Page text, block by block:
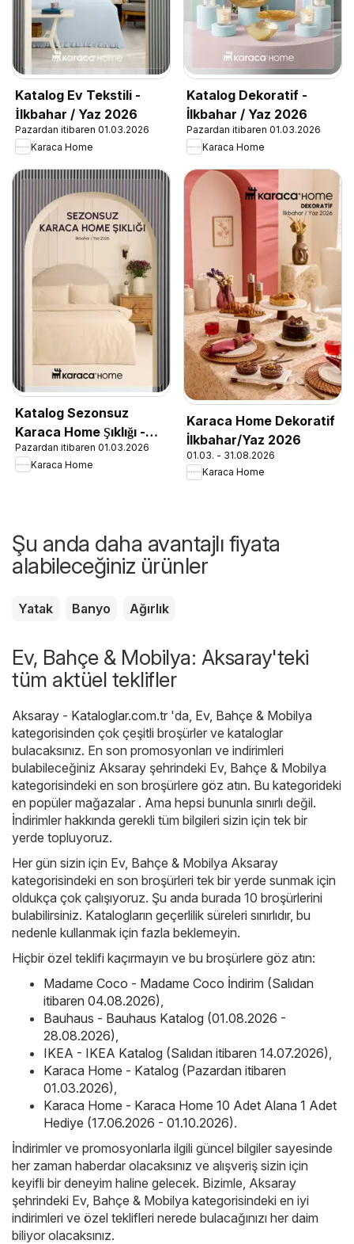
Katalog Ev Tekstili -
İlkbahar / Yaz 2026
Pazardan itibaren 01.03.2026
Karaca Home
Katalog Dekoratif -
İlkbahar / Yaz 2026
Pazardan itibaren 01.03.2026
Karaca Home
Katalog Sezonsuz
Karaca Home Şıklığı -
İlkbahar / Yaz 2026
Pazardan itibaren 01.03.2026
Karaca Home
Karaca Home Dekoratif
İlkbahar/Yaz 2026
01.03. - 31.08.2026
Karaca Home
Şu anda daha avantajlı fiyata
alabileceğiniz ürünler
Yatak Banyo Ağırlık
Ev, Bahçe & Mobilya: Aksaray'teki
tüm aktüel teklifler
Aksaray - Kataloglar.com.tr 'da, Ev, Bahçe & Mobilya
kategorisinden çok çeşitli broşürler ve kataloglar
bulacaksınız. En son promosyonları ve indirimleri
bulabileceğiniz Aksaray şehrindeki Ev, Bahçe & Mobilya
kategorisindeki en son broşürlere göz atın. Bu kategorideki
en popüler mağazalar . Ama hepsi bununla sınırlı değil.
İndirimler hakkında gerekli tüm bilgileri sizin için tek bir
yerde topluyoruz.
Her gün sizin için Ev, Bahçe & Mobilya Aksaray
kategorisindeki en son broşürleri tek bir yerde sunmak için
oldukça çok çalışıyoruz. Şu anda burada 10 broşürlerini
bulabilirsiniz. Katalogların geçerlilik süreleri sınırlıdır, bu
nedenle kullanmak için fazla beklemeyin.
Hiçbir özel teklifi kaçırmayın ve bu broşürlere göz atın:
Madame Coco - Madame Coco İndirim (Salıdan
itibaren 04.08.2026)
Bauhaus - Bauhaus Katalog (01.08.2026 -
28.08.2026)
IKEA - IKEA Katalog (Salıdan itibaren 14.07.2026)
Karaca Home - Katalog (Pazardan itibaren
01.03.2026)
Karaca Home - Karaca Home 10 Adet Alana 1 Adet
Hediye (17.06.2026 - 01.10.2026).
İndirimler ve promosyonlarla ilgili güncel bilgiler sayesinde
her zaman haberdar olacaksınız ve alışveriş sizin için
keyifli bir deneyim haline gelecek. Bizimle, Aksaray
şehrindeki Ev, Bahçe & Mobilya kategorisindeki en iyi
indirimleri ve özel teklifleri nerede bulacağınızı her daim
biliyor olacaksınız.